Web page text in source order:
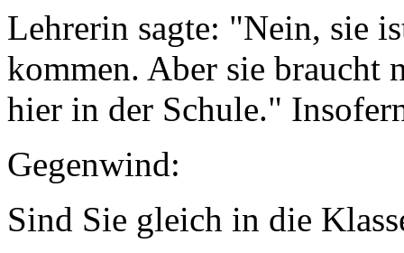
Lehrerin sagte: "Nein, sie
kommen. Aber sie braucht
hier in der Schule."
Gegenwind:
Sind Sie gleich in die